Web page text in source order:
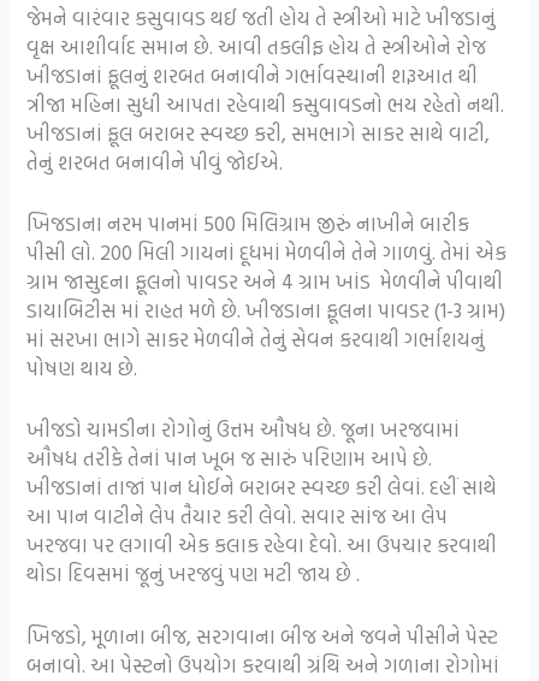
જેમને વારંવાર કસુવાવડ થઈ જતી હોય તે સ્ત્રીઓ માટે ખીજડાનું
વૃક્ષ આશીર્વાદ સમાન છે. આવી તકલીફ હોય તે સ્ત્રીઓને રોજ
ખીજડાનાં ફૂલનું શરબત બનાવીને ગર્ભાવસ્થાની શરૂઆત થી
ત્રીજા મહિના સુધી આપતા રહેવાથી કસુવાવડનો ભય રહેતો નથી.
ખીજડાનાં ફૂલ બરાબર સ્વચ્છ કરી, સમભાગે સાકર સાથે વાટી,
તેનું શરબત બનાવીને પીવું જોઈએ.
ખિજડાના નરમ પાનમાં 500 મિલિગ્રામ જીરું નાખીને બારીક
પીસી લો. 200 મિલી ગાયનાં દૂધમાં મેળવીને તેને ગાળવું. તેમાં એક
ગ્રામ જાસુદના ફૂલનો પાવડર અને 4 ગ્રામ ખાંડ મેળવીને પીવાથી
ડાયાબિટીસ માં રાહત મળે છે. ખીજડાના ફૂલના પાવડર (1-3 ગ્રામ)
માં સરખા ભાગે સાકર મેળવીને તેનું સેવન કરવાથી ગર્ભાશયનું
પોષણ થાય છે.
ખીજડો ચામડીના રોગોનું ઉત્તમ ઔષધ છે. જૂના ખરજવામાં
ઔષધ તરીકે તેનાં પાન ખૂબ જ સારું પરિણામ આપે છે.
ખીજડાનાં તાજાં પાન ધોઈને બરાબર સ્વચ્છ કરી લેવાં. દહીં સાથે
આ પાન વાટીને લેપ તૈયાર કરી લેવો. સવાર સાંજ આ લેપ
ખરજવા પર લગાવી એક કલાક રહેવા દેવો. આ ઉપચાર કરવાથી
થોડા દિવસમાં જૂનું ખરજવું પણ મટી જાય છે .
ખિજડો, મૂળાના બીજ, સરગવાના બીજ અને જવને પીસીને પેસ્ટ
બનાવો. આ પેસ્ટનો ઉપયોગ કરવાથી ગ્રંથિ અને ગળાના રોગોમાં